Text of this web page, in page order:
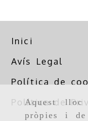
Aquest lloc
pròpies i de
Inici
Avís Legal
Política de
Política de